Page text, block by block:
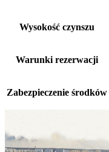
Wysokość czynszu
Warunki rezerwacji
Zabezpieczenie środków